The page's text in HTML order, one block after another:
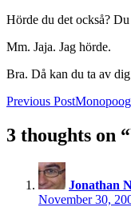
Hörde du det också?
Mm. Jaja. Jag hörde.
Bra. Då kan du ta av
Post
navigation
Previous Post
3 thoughts on
Jonathan
November 30,